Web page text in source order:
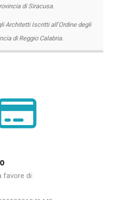
di Siracusa.
Architetti Iscritti all’Ordine degli
di Reggio Calabria.
favore di: